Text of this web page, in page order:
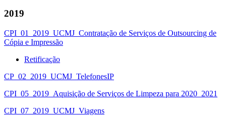
2019
CPI_01_2019_UCMJ_Contratação de Serviços de Outsourcing de
Cópia e Impressão
Retificação
CP_02_2019_UCMJ_TelefonesIP
CPI_05_2019_Aquisição de Serviços de Limpeza para 2020_2021
CPI_07_2019_UCMJ_Viagens